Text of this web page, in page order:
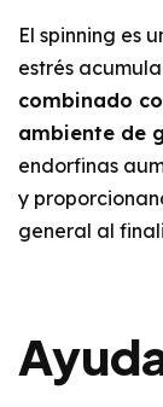
El spinning es
estrés
combinado
ambiente de
endorfinas
y
general al